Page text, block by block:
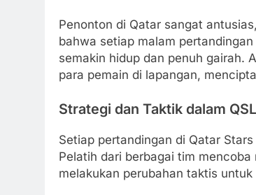
Penonton di Qatar sangat
bahwa setiap malam
semakin hidup dan penuh gairah.
para pemain di lapangan,
Strategi dan Taktik dalam QSL
Setiap pertandingan di Qatar
Pelatih dari berbagai tim
melakukan perubahan taktis